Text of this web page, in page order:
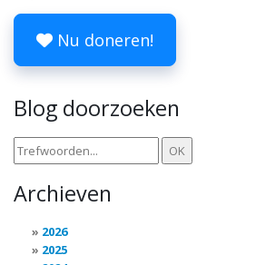
Nu doneren!
Blog doorzoeken
Archieven
2026
2025